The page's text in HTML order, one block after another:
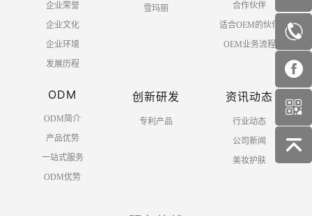
企业荣誉
企业文化
企业环境
发展历程
雪玛丽
合作伙伴
适合OEM的伙伴
OEM业务流程
ODM
ODM简介
产品优势
一站式服务
ODM优势
创新研发
专利产品
资讯动态
行业动态
公司新闻
美妆护肤